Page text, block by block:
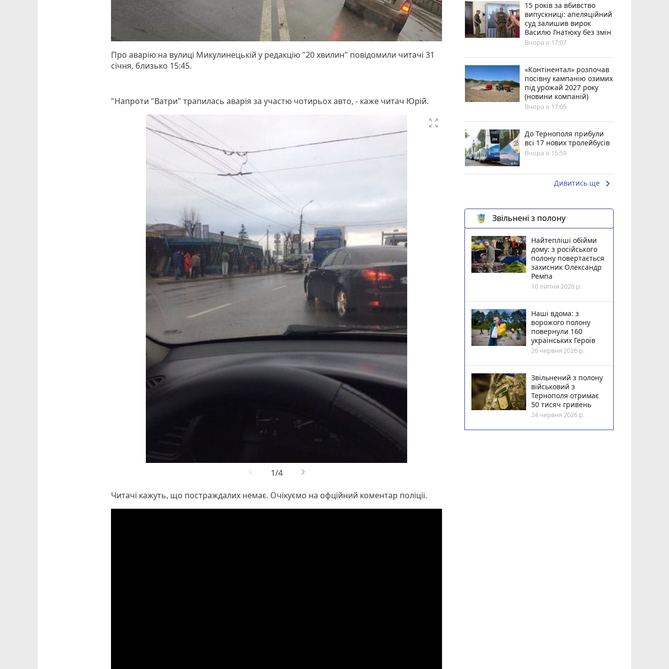
Про аварію на вулиці Микулинецькій у редакцію "20 хвилин" повідомили читачі 31
січня, близько 15:45.
"Напроти "Ватри" трапилась аварія за участю чотирьох авто, - каже читач Юрій.

Читачі кажуть, що постраждалих немає. Очікуємо на офційний коментар поліції.
15 років за вбивство
випускниці: апеляційний
суд залишив вирок
Василю Гнатюку без змін
Вчора о 17:07
«Контінентал» розпочав
посівну кампанію озимих
під урожай 2027 року
(новини компаній)
Вчора о 17:05
До Тернополя прибули
всі 17 нових тролейбусів
Вчора о 15:59
Дивитись ще keyboard_arrow_right
Звільнені з полону
Найтепліші обійми
дому: з російського
полону повертається
захисник Олександр
Ремпа
10 липня 2026 р.
Наші вдома: з
ворожого полону
повернули 160
українських Героїв
26 червня 2026 р.
Звільнений з полону
військовий з
Тернополя отримає
50 тисяч гривень
24 червня 2026 р.